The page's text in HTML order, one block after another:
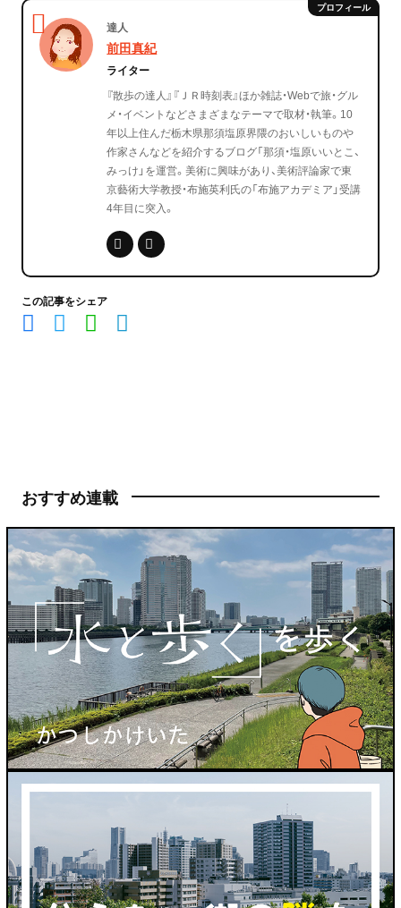
達人
前田真紀
ライター
『散歩の達人』『ＪＲ時刻表』ほか雑誌・Webで旅・グル
メ・イベントなどさまざまなテーマで取材・執筆。10
年以上住んだ栃木県那須塩原界隈のおいしいものや
作家さんなどを紹介するブログ「那須・塩原いいとこ、
みっけ」を運営。美術に興味があり、美術評論家で東
京藝術大学教授・布施英利氏の「布施アカデミア」受講
4年目に突入。
この記事をシェア
おすすめ連載